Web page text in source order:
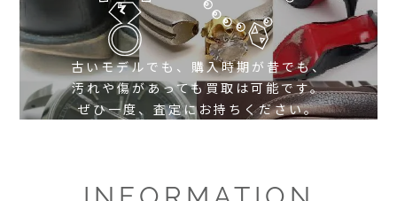
古いモデルでも、購入時期が昔でも、
汚れや傷があっても買取は可能です。
ぜひ一度、査定にお持ちください。